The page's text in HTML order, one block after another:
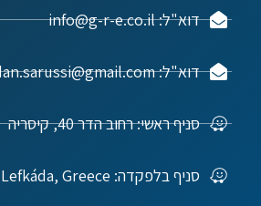
דוא"ל: info@g-r-e.co.il
דוא"ל: idan.sarussi@gmail.com
סניף ראשי: רחוב הדר 40, קיסריה
סניף בלפקדה: Ioannou Mela 6 , Lefkáda, Greece